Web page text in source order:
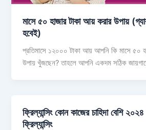
মাসে ৫০ হাজার টাকা আয় করার উপায়
হবেই)
প্রতিমাসে ১২০০০ টাকা আয় আপনি কি মাসে ৫০
উপায় খুঁজছেন? তাহলে আপনি একদম সঠিক
ফ্রিল্যান্সিং কোন কাজের চাহিদা বেশি
ফ্রিল্যান্সিং